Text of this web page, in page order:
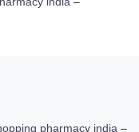
pharmacy india –